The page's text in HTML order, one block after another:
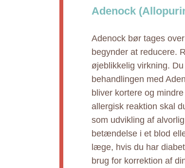
Adenock
Adenock bør tages
begynder at reducere.
øjeblikkelig virkning.
behandlingen med
bliver kortere og
allergisk reaktion skal
som udvikling af
betændelse i et blod
læge, hvis du har
brug for korrektion af